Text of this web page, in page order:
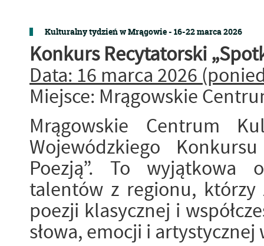
Kulturalny tydzień w Mrągowie - 16-22 marca 2026
Konkurs Recytatorski
Data: 16 marca 2026
Miejsce: Mrągowskie
Mrągowskie Centrum
Wojewódzkiego
Poezją”. To wyjątkowa
talentów z regionu, którzy
poezji klasycznej i
słowa, emocji i